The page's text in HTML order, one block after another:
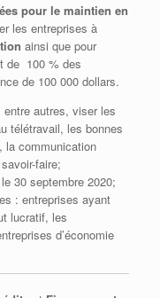
pour le maintien en
les entreprises à
ainsi que pour
de 100 % des
de 100 000 dollars.
autres, viser les
télétravail, les bonnes
la communication
faire;
30 septembre 2020;
: entreprises ayant
lucratif, les
d’économie